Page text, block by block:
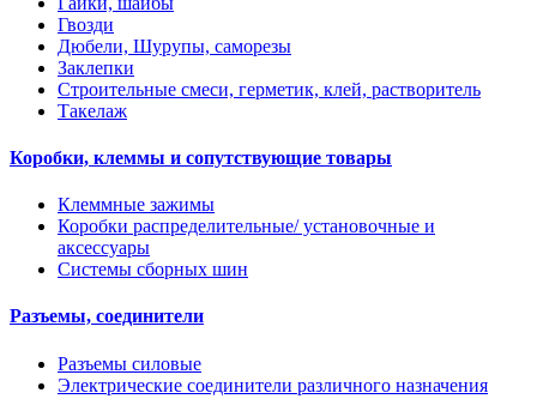
Гвозди
Дюбели, Шурупы, саморезы
Заклепки
Строительные смеси, герметик, клей, растворитель
Такелаж
Коробки, клеммы и сопутствующие товары
Клеммные зажимы
Коробки распределительные/ установочные и
аксессуары
Системы сборных шин
Разъемы, соединители
Разъемы силовые
Электрические соединители различного назначения